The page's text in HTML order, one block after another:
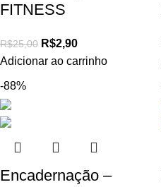
FITNESS
R$25,00 R$2,90
Adicionar ao carrinho
-88%
Encadernação –